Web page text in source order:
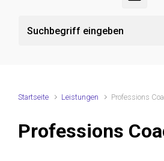
Startseite Leistungen Professions
Professions